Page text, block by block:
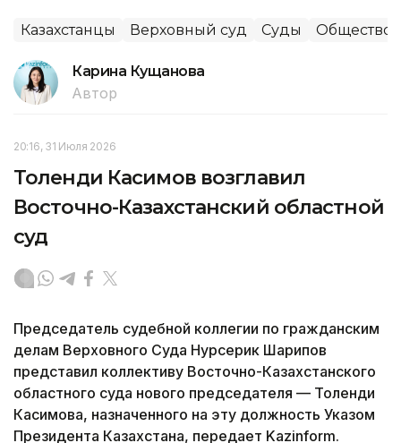
Казахстанцы Верховный суд Суды Общество
Карина Кущанова
Автор
20:16, 31 Июля 2026
Толенди Касимов возглавил
Восточно-Казахстанский областной
суд
Председатель судебной коллегии по гражданским
делам Верховного Суда Нурсерик Шарипов
представил коллективу Восточно-Казахстанского
областного суда нового председателя — Толенди
Касимова, назначенного на эту должность Указом
Президента Казахстана, передает Kazinform.